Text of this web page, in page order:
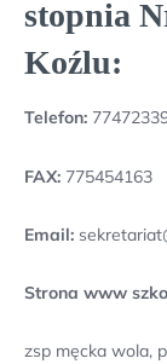
stopnia
Koźlu:
Telefon:
FAX: 775454163
Email:
Strona www
zsp męcka wola,